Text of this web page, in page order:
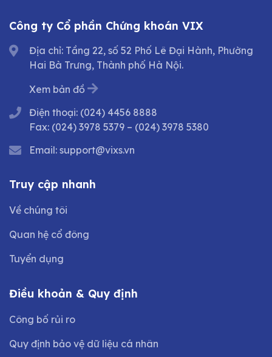
Công ty Cổ phần Chứng khoán VIX
Địa chỉ: Tầng 22, số 52 Phố Lê Đại Hành, Phường
Hai Bà Trưng, Thành phố Hà Nội.
Xem bản đồ
Điện thoại: (024) 4456 8888
Fax: (024) 3978 5379 – (024) 3978 5380
Email: support@vixs.vn
Truy cập nhanh
Về chúng tôi
Quan hệ cổ đông
Tuyển dụng
Điều khoản & Quy định
Công bố rủi ro
Quy định bảo vệ dữ liệu cá nhân